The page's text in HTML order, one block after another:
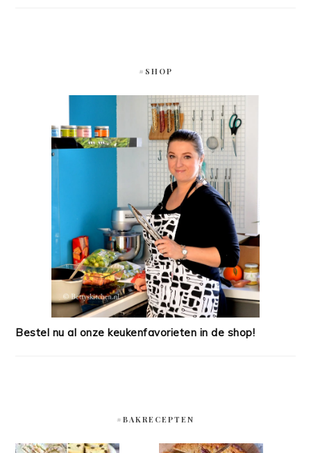
#SHOP
Bestel nu al onze keukenfavorieten in de shop!
#BAKRECEPTEN